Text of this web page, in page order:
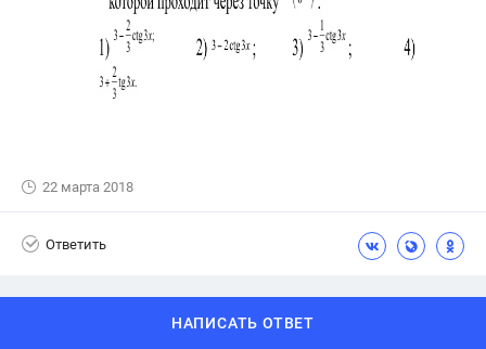
22 марта 2018
Ответить
НАПИСАТЬ ОТВЕТ